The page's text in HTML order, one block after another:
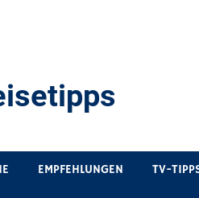
EMPFEHLUNGEN TV-